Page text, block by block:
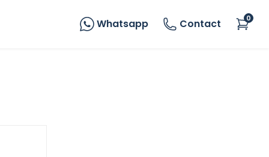
Whatsapp Contact 0